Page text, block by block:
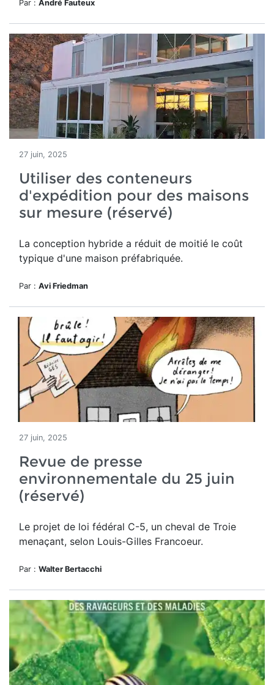
Par : André Fauteux
27 juin, 2025
Utiliser des conteneurs
d'expédition pour des maisons
sur mesure (réservé)
La conception hybride a réduit de moitié le coût
typique d'une maison préfabriquée.
Par : Avi Friedman
27 juin, 2025
Revue de presse
environnementale du 25 juin
(réservé)
Le projet de loi fédéral C-5, un cheval de Troie
menaçant, selon Louis-Gilles Francoeur.
Par : Walter Bertacchi